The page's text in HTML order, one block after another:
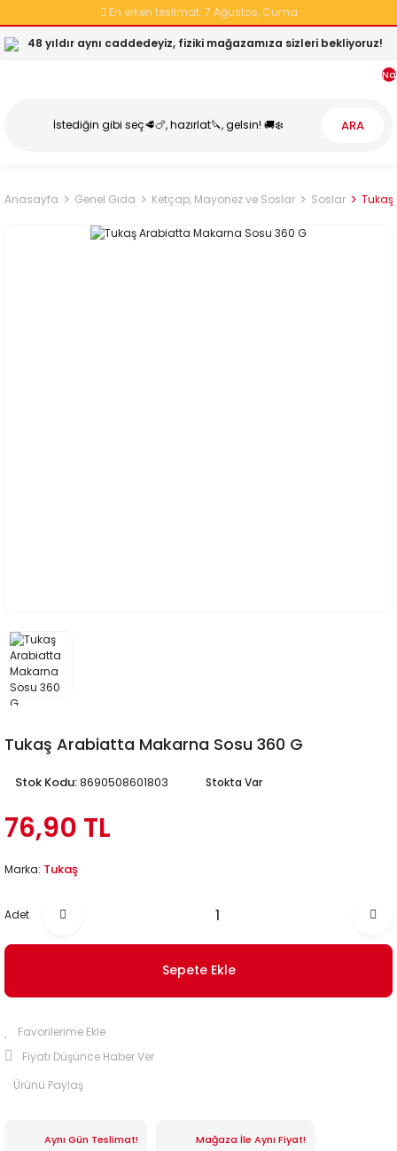
En erken teslimat: 7 Ağustos, Cuma
48 yıldır aynı caddedeyiz, fiziki mağazamıza sizleri bekliyoruz!
ARA
Anasayfa Genel Gıda Ketçap, Mayonez ve Soslar Soslar
Tukaş Arabiatta Makarna Sosu 360 G
Stok Kodu:8690508601803 Stokta Var
76,90 TL
Marka: Tukaş
Adet
Sepete Ekle
Fiyatı Düşünce Haber Ver
Ürünü Paylaş
Aynı Gün Teslimat! Mağaza İle Aynı Fiyat!